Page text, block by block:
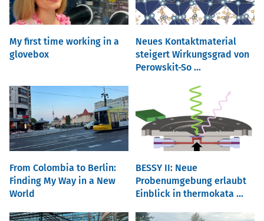
My first time working in a
glovebox
Neues Kontaktmaterial
steigert Wirkungsgrad von
Perowskit-So ...
From Colombia to Berlin:
Finding My Way in a New
World
BESSY II: Neue
Probenumgebung erlaubt
Einblick in thermokata ...